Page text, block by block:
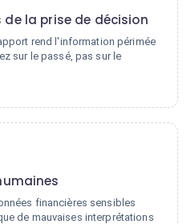
de la prise de décision
rend l'information périmée
sur le passé, pas sur le
financières sensibles
de mauvaises interprétations